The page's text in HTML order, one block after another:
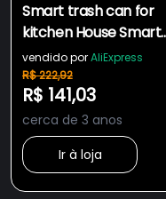
Smart trash can for
kitchen House Smart
home Dustbin
Wastebasket
Bathroom automatic
sensor trash can
garbage bin cleaning
tools
vendido porAliExpress
R$ 222,92
R$ 141,03
cerca de 3 anos
Ir à loja